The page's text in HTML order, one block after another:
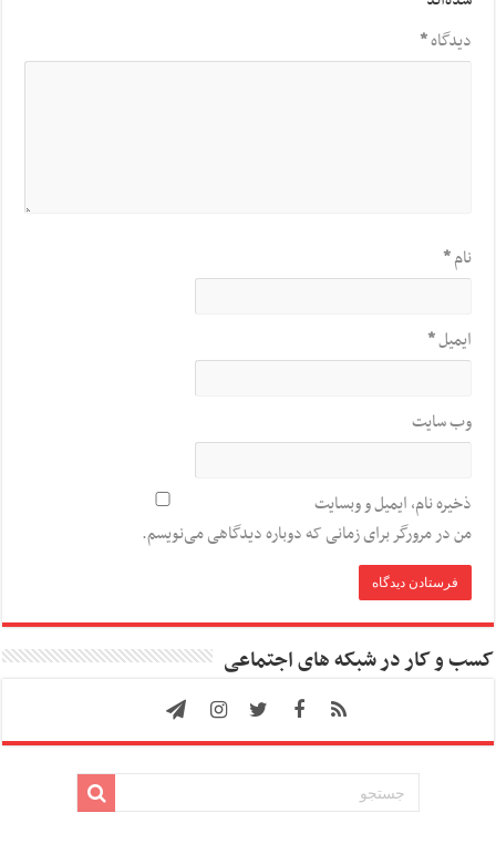
دیدگاه*
نام*
ایمیل*
وب‌ سایت
ذخیره نام، ایمیل و وبسایت
من در مرورگر برای زمانی که دوباره دیدگاهی می‌نویسم.
کسب و کار در شبکه های اجتماعی